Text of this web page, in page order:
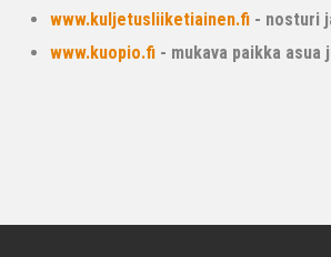
www.kuljetusliiketiainen.fi - nosturi
www.kuopio.fi - mukava paikka asua